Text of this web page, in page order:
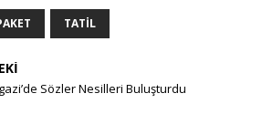
TATIL
Sözler Nesilleri Buluşturdu